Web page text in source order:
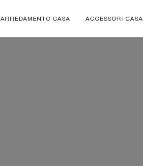
ARREDAMENTO CASA ACCESSORI CASA